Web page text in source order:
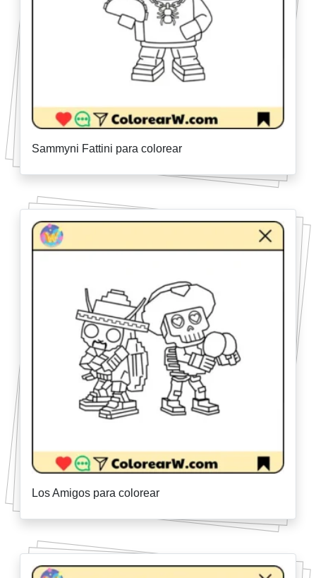
Sammyni Fattini para colorear
Los Amigos para colorear